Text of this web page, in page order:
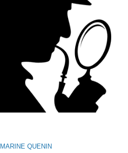
MARINE QUENIN